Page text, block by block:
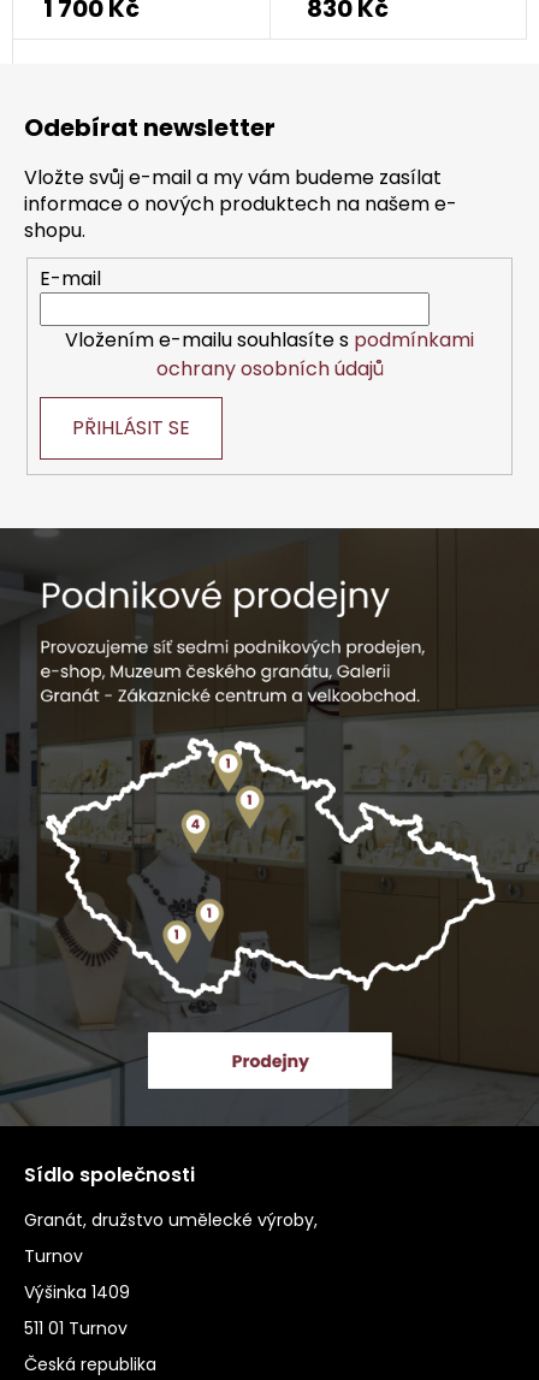
1 700 Kč 830 Kč
Odebírat newsletter
Vložte svůj e-mail a my vám budeme zasílat
informace o nových produktech na našem e-
shopu.
E-mail
Vložením e-mailu souhlasíte s podmínkami
ochrany osobních údajů
PŘIHLÁSIT SE
Sídlo společnosti
Granát, družstvo umělecké výroby,
Turnov
Výšinka 1409
511 01 Turnov
Česká republika